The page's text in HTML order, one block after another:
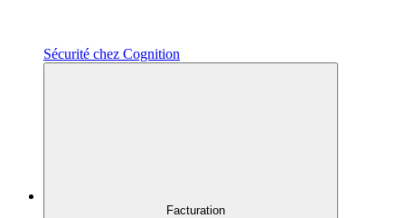
Sécurité chez Cognition
Facturation